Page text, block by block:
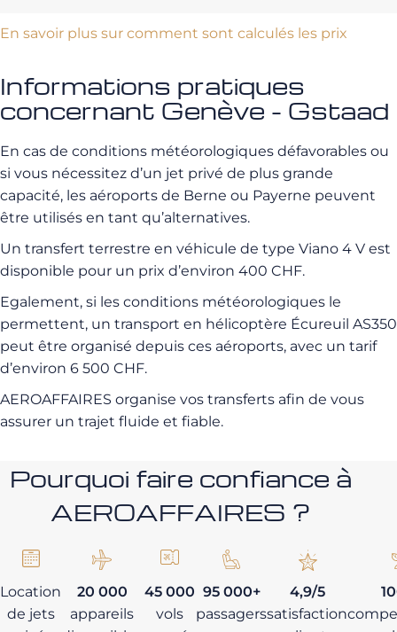
En savoir plus sur comment sont calculés les prix
Informations pratiques
concernant Genève - Gstaad
En cas de conditions météorologiques défavorables ou
si vous nécessitez d’un jet privé de plus grande
capacité, les aéroports de Berne ou Payerne peuvent
être utilisés en tant qu’alternatives.
Un transfert terrestre en véhicule de type Viano 4 V est
disponible pour un prix d’environ 400 CHF.
Egalement, si les conditions météorologiques le
permettent, un transport en hélicoptère Écureuil AS350
peut être organisé depuis ces aéroports, avec un tarif
d’environ 6 500 CHF.
AEROAFFAIRES organise vos transferts afin de vous
assurer un trajet fluide et fiable.
Pourquoi faire confiance à
AEROAFFAIRES ?
Location
de jets
20 000
appareils
45 000
vols
95 000+
passagers
4,9/5
satisfaction